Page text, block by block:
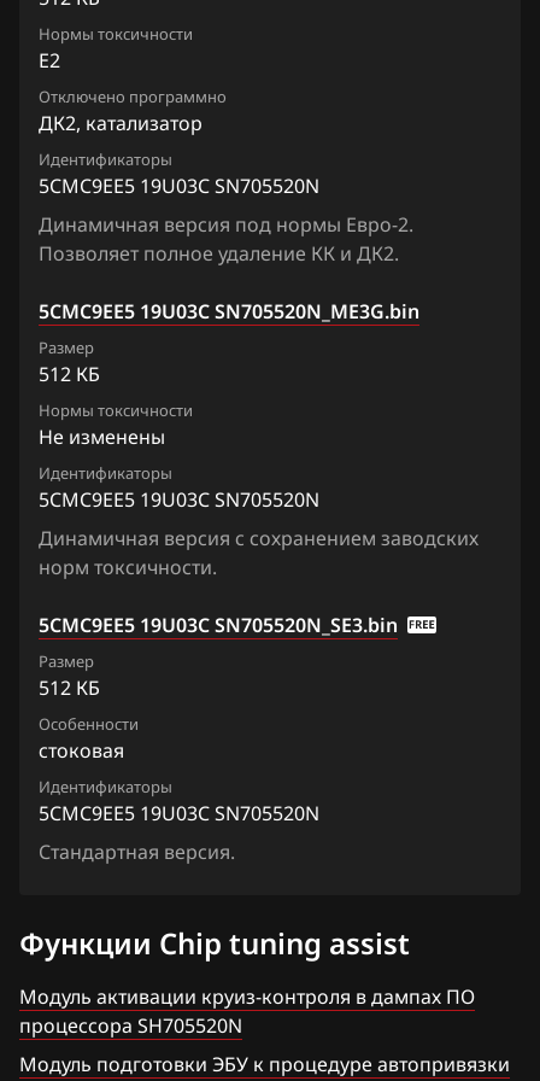
Chrysler
Citroen
Dacia
Daewoo
DAF
Derways
Dongfeng
Extreme moto
FAW
Fiat
Ford
Forthing
Foton
GAC
Geely
Genesis
Haima
Haval
Siemens EMS 3155
Siemens EMS 3160
Siemens SID 301
Siemens SID 310
Liberty
Maxima
Micra, March
Note
NV200
Pathfinder
Patrol, Safari
Presage
Primera
Qashqai, Dualis, Rogue
Sentra
Serena
Skyline
Stagea
Teana (J32)
Tiida
5CMC3HE3_19U01B_SH705520N
5CMC3HE3_19U02A_SH705520N
5CMC3HE3_19U03A_SH705520N
5CMC3HE3_19U10A_SH705520N
5CMC3HE3_19U11A_SH705520N
5CMC9EE5 19U03C SN705520N
5CMC9EE5_19U09A_SH705520N
5CMC9EE5_19U12A_SH705520N
5CMC9EE5_19U13A_SH705520N
5CMCGZDH2_11V16B_SH705520N
5CMCNKE92_1BH31A_SH705520N
5CMCNKE92_1BH32A_SH705520N
5CMCNKE92_1BH32B_SH705520N
5CMCNKE92_1BH32D_SH705520N
5MME45DE_1U62D_SH705415N
5MME45DE4_11U61D_SH705415N
5MME45DE4_11U62C_SH705415N
5MME45DE4_11U62D_SH705415N
5MME45DE4_11U64A_SH705415N
Нормы токсичности
E2
Отключено программно
ДК2, катализатор
Идентификаторы
5CMC9EE5 19U03C SN705520N
Динамичная версия под нормы Евро-2.
Позволяет полное удаление КК и ДК2.
5CMC9EE5 19U03C SN705520N_ME3G.bin
Размер
512 КБ
Нормы токсичности
Не изменены
Идентификаторы
5CMC9EE5 19U03C SN705520N
Динамичная версия с сохранением заводских
норм токсичности.
5CMC9EE5 19U03C SN705520N_SE3.bin
Размер
512 КБ
Особенности
стоковая
Идентификаторы
5CMC9EE5 19U03C SN705520N
Стандартная версия.
Функции Chip tuning assist
Модуль активации круиз-контроля в дампах ПО
процессора SH705520N
Модуль подготовки ЭБУ к процедуре автопривязки